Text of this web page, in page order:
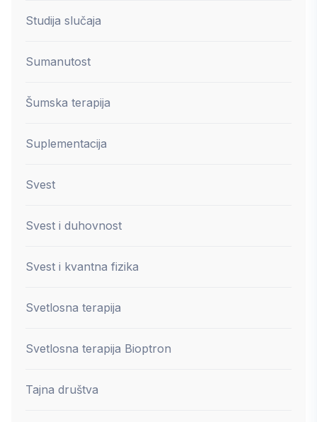
Studija slučaja
Sumanutost
Šumska terapija
Suplementacija
Svest
Svest i duhovnost
Svest i kvantna fizika
Svetlosna terapija
Svetlosna terapija Bioptron
Tajna društva